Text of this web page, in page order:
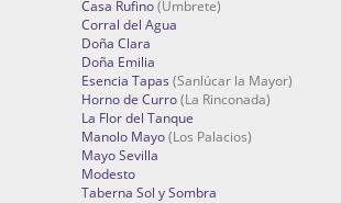
Casa Rufino(Umbrete)
Corral del Agua
Doña Clara
Doña Emilia
Esencia Tapas (Sanlúcar la Mayor)
Horno de Curro(La Rinconada)
La Flor del Tanque
Manolo Mayo(Los Palacios)
Mayo Sevilla
Modesto
Taberna Sol y Sombra